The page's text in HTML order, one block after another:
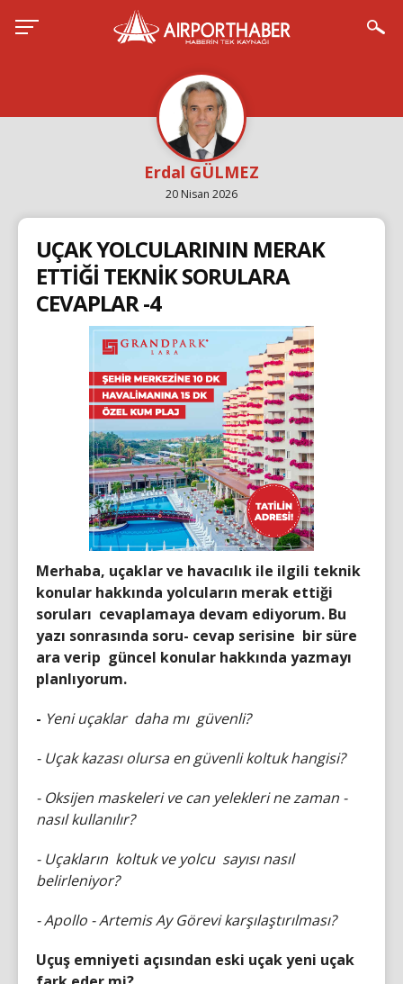
Erdal GÜLMEZ
20 Nisan 2026
UÇAK YOLCULARININ MERAK
ETTİĞİ TEKNİK SORULARA
CEVAPLAR -4
Merhaba, uçaklar ve havacılık ile ilgili teknik
konular hakkında yolcuların merak ettiği
soruları cevaplamaya devam ediyorum. Bu
yazı sonrasında soru- cevap serisine bir süre
ara verip güncel konular hakkında yazmayı
planlıyorum.
- Yeni uçaklar daha mı güvenli?
- Uçak kazası olursa en güvenli koltuk hangisi?
- Oksijen maskeleri ve can yelekleri ne zaman -
nasıl kullanılır?
- Uçakların koltuk ve yolcu sayısı nasıl
belirleniyor?
- Apollo - Artemis Ay Görevi karşılaştırılması?
Uçuş emniyeti açısından eski uçak yeni uçak